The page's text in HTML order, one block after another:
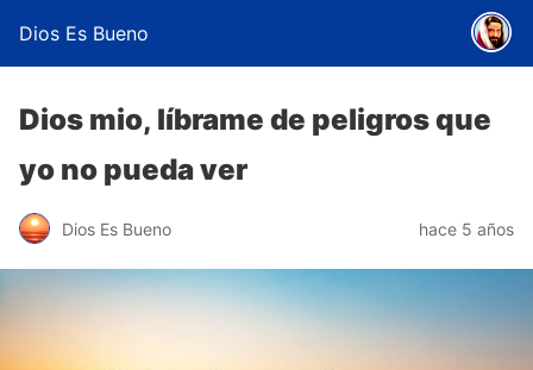
Dios Es Bueno
Dios mio, líbrame de peligros que
yo no pueda ver
Dios Es Bueno hace 5 años